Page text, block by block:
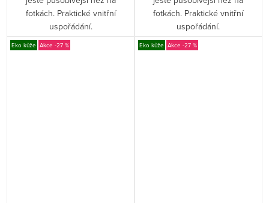
fotkách. Praktické vnitřní
uspořádání.
fotkách. Praktické vnitřní
uspořádání.
Eko kůže -27 % Eko kůže -27 %